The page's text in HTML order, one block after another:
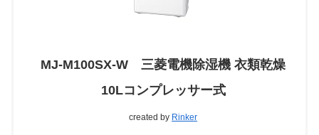
MJ-M100SX-W 三菱電機除湿機 衣類乾燥
10Lコンプレッサー式
created by Rinker